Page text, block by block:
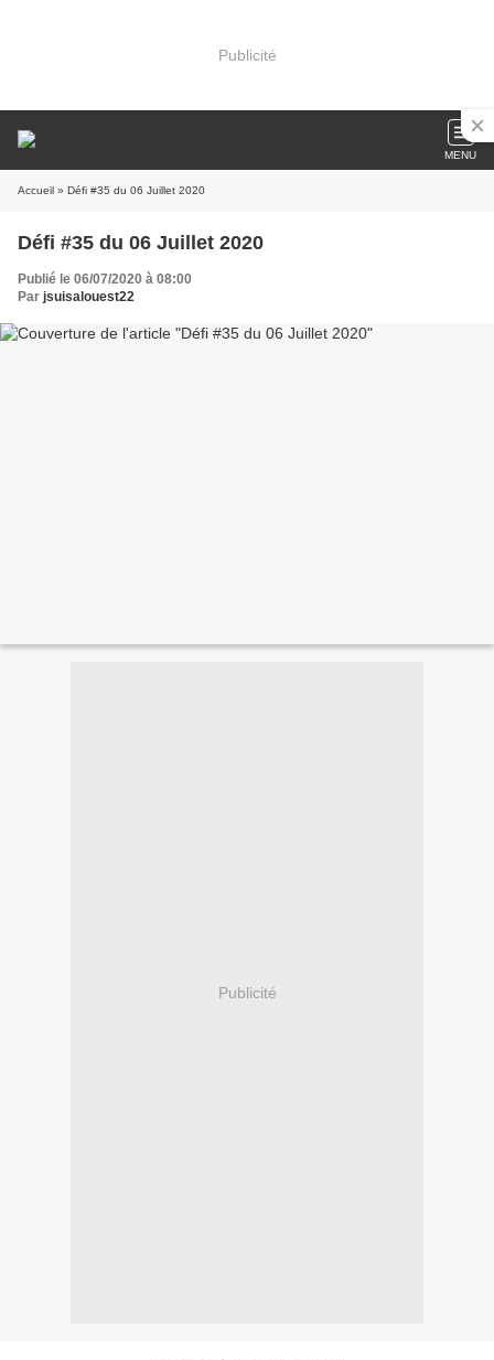
Publicité
MENU
Accueil » Défi #35 du 06 Juillet 2020
Défi #35 du 06 Juillet 2020
Publié le 06/07/2020 à 08:00
Par jsuisalouest22
Publicité